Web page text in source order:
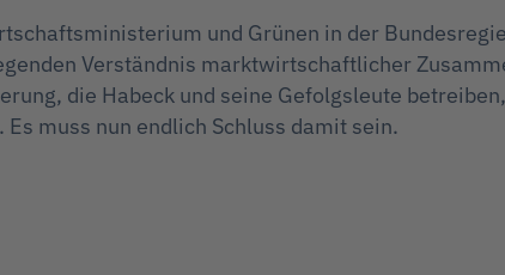
und Grünen in der
Verständnis marktwirtschaftlicher
die Habeck und seine Gefolgsleute
muss nun endlich Schluss damit sein.